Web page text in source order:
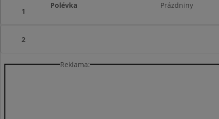
1
Polévka Prázdniny
2
Reklama: